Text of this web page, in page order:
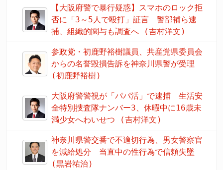
【大阪府警で暴行疑惑】スマホのロック拒
否に「3～5人で殴打」証言 警部補ら逮
捕、組織的関与も調査へ (吉村洋文)
参政党・初鹿野裕樹議員、共産党県委員会
からの名誉毀損告訴を神奈川県警が受理
(初鹿野裕樹)
大阪府警警視が「パパ活」で逮捕 生活安
全特別捜査隊ナンバー3、休暇中に16歳未
満少女へわいせつ (吉村洋文)
神奈川県警交番で不適切行為、男女警察官
を減給処分 当直中の性行為で信頼失墜
(黒岩祐治)